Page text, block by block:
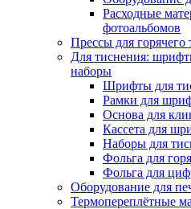
Расходные
фотоальбомов
Прессы для горячего
Для тиснения:
наборы
Шрифты для
Рамки для
Основа для
Кассета для
Наборы для
Фольга для
Фольга для
Оборудование для
Термопереплётные